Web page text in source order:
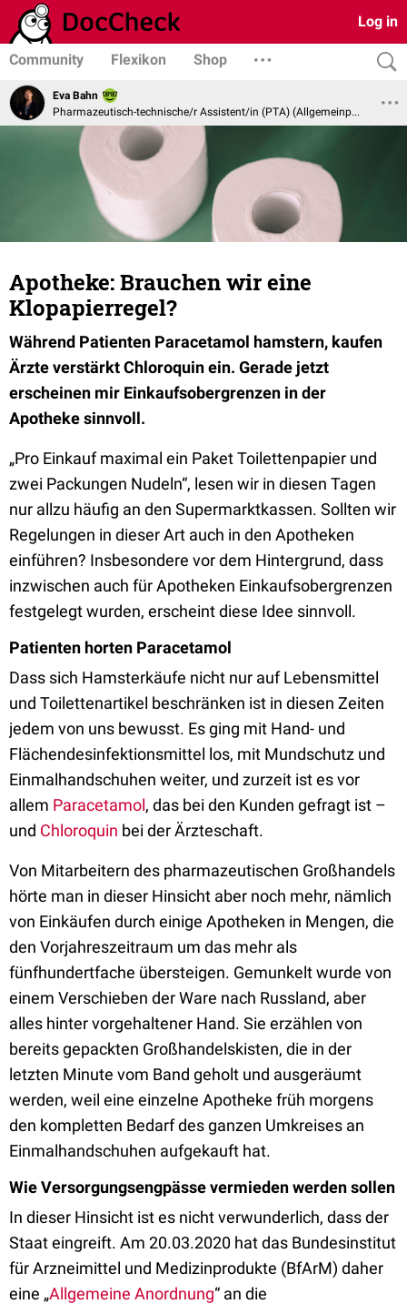
Log in
Community Flexikon Shop
Eva Bahn
Pharmazeutisch-technische/r Assistent/in (PTA) (Allgemeinpharmazie)
Apotheke: Brauchen wir eine
Klopapierregel?
Während Patienten Paracetamol hamstern, kaufen
Ärzte verstärkt Chloroquin ein. Gerade jetzt
erscheinen mir Einkaufsobergrenzen in der
Apotheke sinnvoll.
„Pro Einkauf maximal ein Paket Toilettenpapier und
zwei Packungen Nudeln“, lesen wir in diesen Tagen
nur allzu häufig an den Supermarktkassen. Sollten wir
Regelungen in dieser Art auch in den Apotheken
einführen? Insbesondere vor dem Hintergrund, dass
inzwischen auch für Apotheken Einkaufsobergrenzen
festgelegt wurden, erscheint diese Idee sinnvoll.
Patienten horten Paracetamol
Dass sich Hamsterkäufe nicht nur auf Lebensmittel
und Toilettenartikel beschränken ist in diesen Zeiten
jedem von uns bewusst. Es ging mit Hand- und
Flächendesinfektionsmittel los, mit Mundschutz und
Einmalhandschuhen weiter, und zurzeit ist es vor
allem Paracetamol, das bei den Kunden gefragt ist –
und Chloroquin bei der Ärzteschaft.
Von Mitarbeitern des pharmazeutischen Großhandels
hörte man in dieser Hinsicht aber noch mehr, nämlich
von Einkäufen durch einige Apotheken in Mengen, die
den Vorjahreszeitraum um das mehr als
fünfhundertfache übersteigen. Gemunkelt wurde von
einem Verschieben der Ware nach Russland, aber
alles hinter vorgehaltener Hand. Sie erzählen von
bereits gepackten Großhandelskisten, die in der
letzten Minute vom Band geholt und ausgeräumt
werden, weil eine einzelne Apotheke früh morgens
den kompletten Bedarf des ganzen Umkreises an
Einmalhandschuhen aufgekauft hat.
Wie Versorgungsengpässe vermieden werden sollen
In dieser Hinsicht ist es nicht verwunderlich, dass der
Staat eingreift. Am 20.03.2020 hat das Bundesinstitut
für Arzneimittel und Medizinprodukte (BfArM) daher
eine „Allgemeine Anordnung“ an die